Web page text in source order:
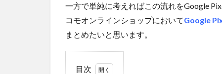
一方で単純に考えればこの流れをGoogle
コモオンラインショップにおいてGoogle
まとめたいと思います。
目次